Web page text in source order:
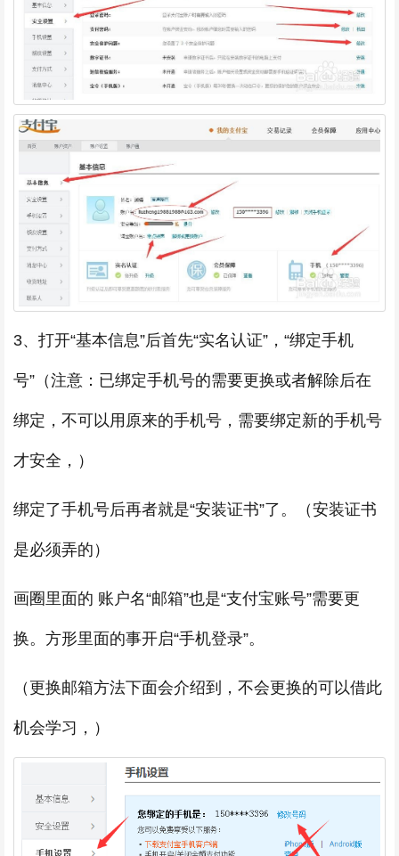
3、打开“基本信息”后首先“实名认证”，“绑定手机
号”（注意：已绑定手机号的需要更换或者解除后在
绑定，不可以用原来的手机号，需要绑定新的手机号
才安全，）
绑定了手机号后再者就是“安装证书”了。（安装证书
是必须弄的）
画圈里面的 账户名“邮箱”也是“支付宝账号”需要更
换。方形里面的事开启“手机登录”。
（更换邮箱方法下面会介绍到，不会更换的可以借此
机会学习，）